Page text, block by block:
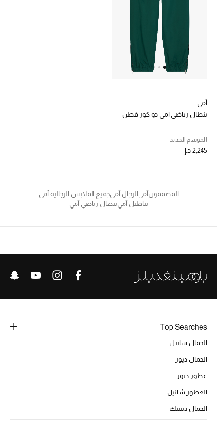
تسوقوا الآن
ما وصلنا حديثاً
النساء
الأطفال
جديد لدينا
آمي
بنطال رياضي امي دو كور قطن
الموسم الجديد
2,245 د.إ
المصممونآميالرجال آميجميع الملابس الرجالية آمي
بناطيل آميبنطال رياضي آمي
Top Searches
الجمال شانيل
الجمال ديور
عطور ديور
العطور شانيل
الجمال ديبتيك